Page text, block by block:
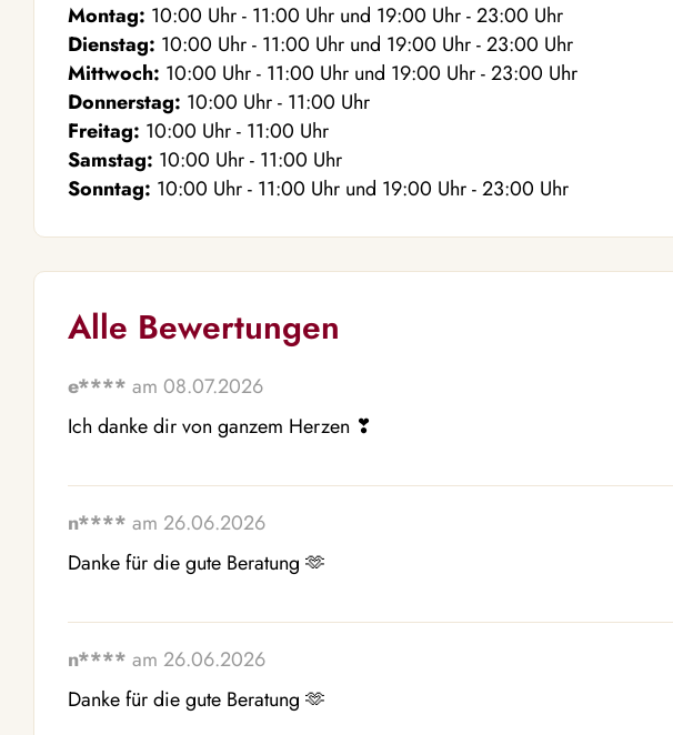
Montag: 10:00 Uhr- 11:00 Uhr und 19:00 Uhr- 23:00 Uhr
Dienstag: 10:00 Uhr- 11:00 Uhr und 19:00 Uhr- 23:00 Uhr
Mittwoch: 10:00 Uhr- 11:00 Uhr und 19:00 Uhr- 23:00 Uhr
Donnerstag: 10:00 Uhr- 11:00 Uhr
Freitag: 10:00 Uhr- 11:00 Uhr
Samstag: 10:00 Uhr- 11:00 Uhr
Sonntag: 10:00 Uhr- 11:00 Uhr und 19:00 Uhr- 23:00 Uhr
Alle Bewertungen
e**** am 08.07.2026
Ich danke dir von ganzem Herzen ❣ ️
n**** am 26.06.2026
Danke für die gute Beratung 🫶
n**** am 26.06.2026
Danke für die gute Beratung 🫶